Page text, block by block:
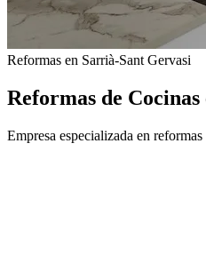
Reformas en Sarrià-Sant Gervasi
Reformas de
Empresa especializada en